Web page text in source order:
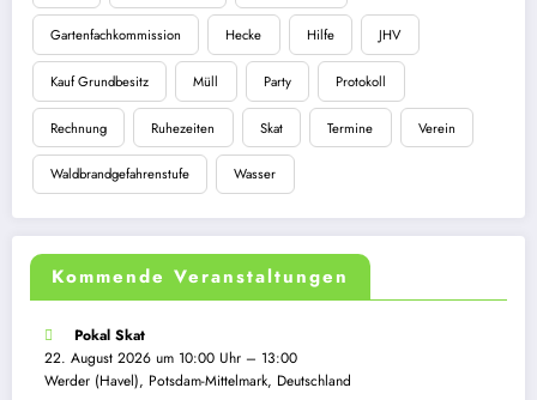
Gartenfachkommission Hecke Hilfe JHV
Kauf Grundbesitz Müll Party Protokoll
Rechnung Ruhezeiten Skat Termine Verein
Waldbrandgefahrenstufe Wasser
Kommende Veranstaltungen
Pokal Skat
22. August 2026 um 10:00 Uhr – 13:00
Werder (Havel), Potsdam-Mittelmark, Deutschland